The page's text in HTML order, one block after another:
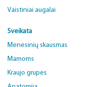
Vaistiniai augalai
Sveikata
Mėnesinių skausmas
Mamoms
Kraujo grupės